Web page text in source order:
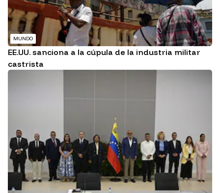
MUNDO
EE.UU. sanciona a la cúpula de la industria militar
castrista